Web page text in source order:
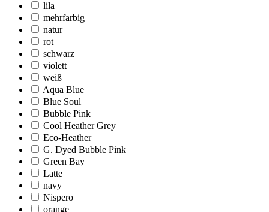
lila
mehrfarbig
natur
rot
schwarz
violett
weiß
Aqua Blue
Blue Soul
Bubble Pink
Cool Heather Grey
Eco-Heather
G. Dyed Bubble Pink
Green Bay
Latte
navy
Nispero
orange